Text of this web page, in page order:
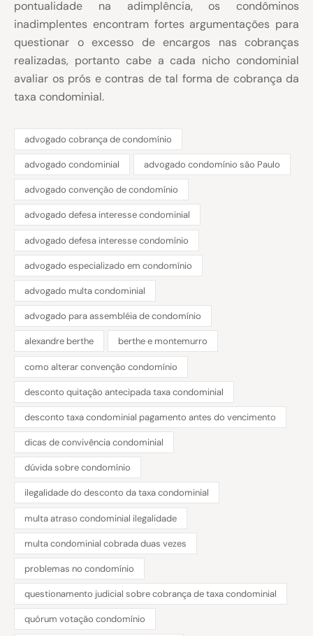
pontualidade na adimplência, os condôminos
inadimplentes encontram fortes argumentações para
questionar o excesso de encargos nas cobranças
realizadas, portanto cabe a cada nicho condominial
avaliar os prós e contras de tal forma de cobrança da
taxa condominial.
advogado cobrança de condomínio
advogado condominial advogado condomínio são Paulo
advogado convenção de condomínio
advogado defesa interesse condominial
advogado defesa interesse condomínio
advogado especializado em condomínio
advogado multa condominial
advogado para assembléia de condomínio
alexandre berthe berthe e montemurro
como alterar convenção condomínio
desconto quitação antecipada taxa condominial
desconto taxa condominial pagamento antes do vencimento
dicas de convivência condominial
dúvida sobre condomínio
ilegalidade do desconto da taxa condominial
multa atraso condominial ilegalidade
multa condominial cobrada duas vezes
problemas no condomínio
questionamento judicial sobre cobrança de taxa condominial
quórum votação condomínio